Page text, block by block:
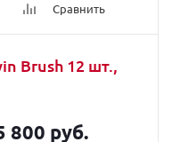
Сравнить
Brush 12 шт.,
800 руб.